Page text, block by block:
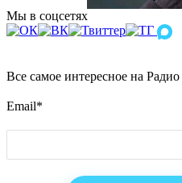
Мы в соцсетях
Все самое интересное на
Email*